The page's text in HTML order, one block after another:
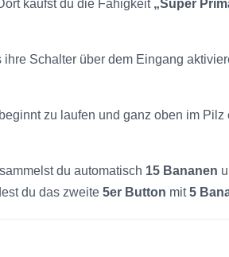
kaufst du die Fähigkeit „Super
ihre Schalter über dem Eingang
zu laufen und ganz oben im Pilz
du automatisch 15 Bananen
du das zweite 5er Button mit5